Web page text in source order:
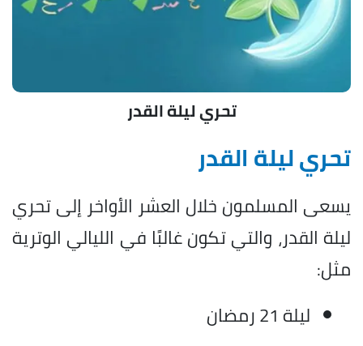
تحري ليلة القدر
تحري ليلة القدر
يسعى المسلمون خلال العشر الأواخر إلى تحري
ليلة القدر، والتي تكون غالبًا في الليالي الوترية
مثل:
ليلة 21 رمضان